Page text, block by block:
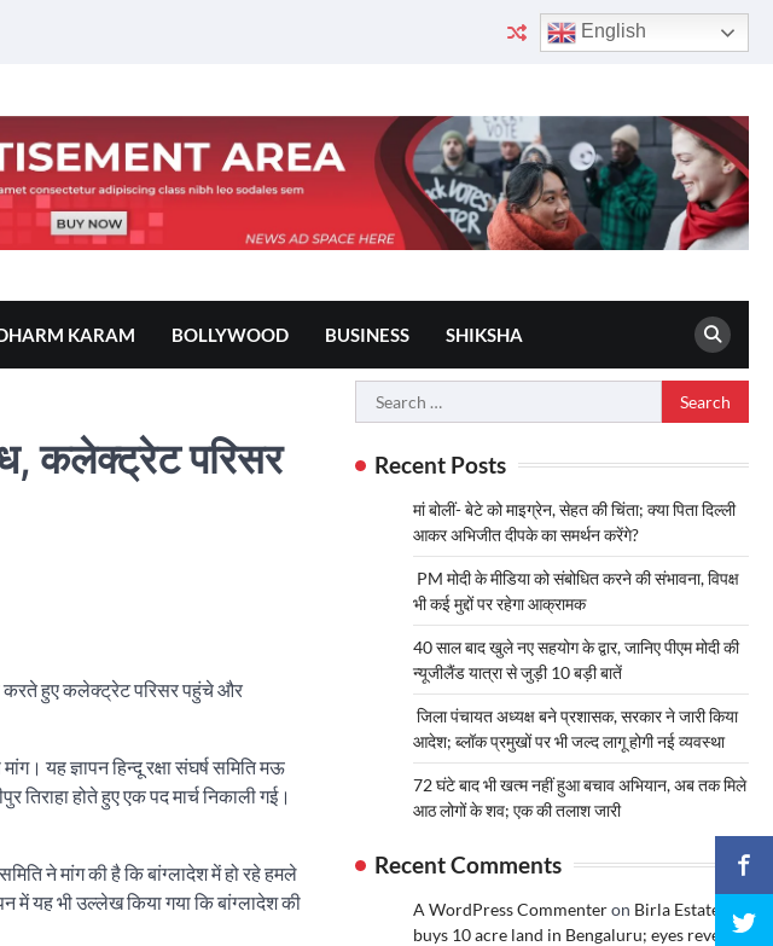
English
KARAM BOLLYWOOD BUSINESS SHIKSHA
कलेक्ट्रेट परिसर
करते हुए कलेक्ट्रेट परिसर पहुंचे और
यह ज्ञापन हिन्दू रक्षा संघर्ष समिति मऊ
तिराहा होते हुए एक पद मार्च निकाली गई।
ने मांग की है कि बांग्लादेश में हो रहे हमले
में यह भी उल्लेख किया गया कि बांग्लादेश की
Search
for:
Recent Posts
मां बोलीं- बेटे को माइग्रेन, सेहत की चिंता; क्या पिता दिल्ली
आकर अभिजीत दीपके का समर्थन करेंगे?
PM मोदी के मीडिया को संबोधित करने की संभावना, विपक्ष
भी कई मुद्दों पर रहेगा आक्रामक
40 साल बाद खुले नए सहयोग के द्वार, जानिए पीएम मोदी की
न्यूजीलैंड यात्रा से जुड़ी 10 बड़ी बातें
जिला पंचायत अध्यक्ष बने प्रशासक, सरकार ने जारी किया
आदेश; ब्लॉक प्रमुखों पर भी जल्द लागू होगी नई व्यवस्था
72 घंटे बाद भी खत्म नहीं हुआ बचाव अभियान, अब तक मिले
आठ लोगों के शव; एक की तलाश जारी
Recent Comments
A WordPress Commenteron Birla Estates
buys 10 acre land in Bengaluru; eyes revenue